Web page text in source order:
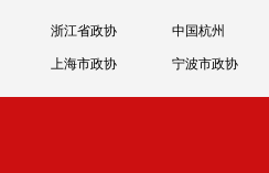
浙江省政协 中国杭州
上海市政协 宁波市政协